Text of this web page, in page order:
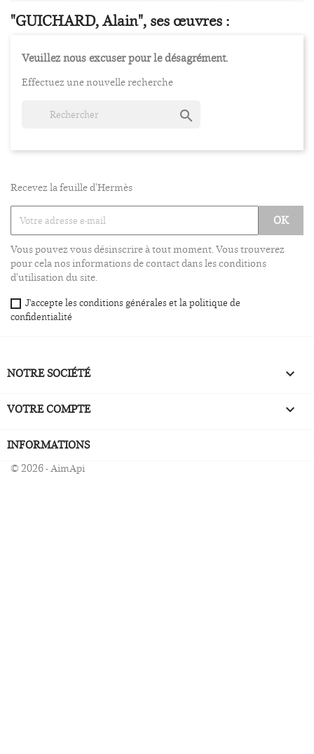
"GUICHARD, Alain", ses œuvres :
Veuillez nous excuser pour le désagrément.
Effectuez une nouvelle recherche

Recevez la feuille d'Hermès
Vous pouvez vous désinscrire à tout moment. Vous trouverez
pour cela nos informations de contact dans les conditions
d'utilisation du site.
J'accepte les conditions générales et la politique de
confidentialité
NOTRE SOCIÉTÉ 
VOTRE COMPTE 
INFORMATIONS
© 2026 - AimApi